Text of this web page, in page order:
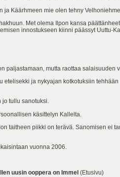
ja Käärhmeen mie olen tehny
Met olema Ilpon kansa
innostukseen kiinni päässyt Uuttu-
paljastamaan, mutta raottaa salaisuuden
etelisekki ja nykyajan kotkotuksiin
jo tullu sanotuksi.
käsittelyn Kallelta.
taitheen piikki on terävä. Sanomisen ei
vuonna 2006.
uusin ooppera on Immel (Etusivu)